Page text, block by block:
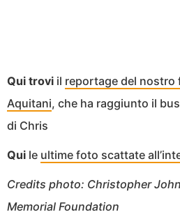
Qui trovi il reportage del nostro
Aquitani, che ha raggiunto il
di Chris
Qui le ultime foto scattate
Credits photo: Christopher
Memorial Foundation